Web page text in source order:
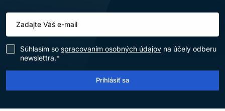
Súhlasím so spracovaním osobných údajov na účely odberu
newslettra.*
Prihlásiť sa